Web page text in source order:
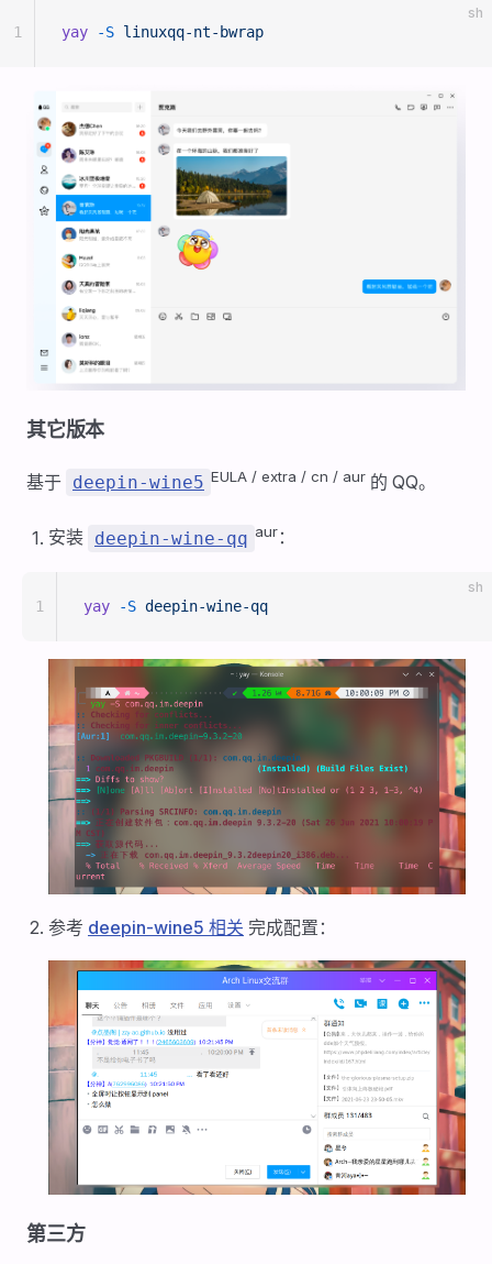
sh
yay -S linuxqq-nt-bwrap
1
其它版本
基于 deepin-wine5 EULA / extra / cn / aur 的 QQ。
安装 deepin-wine-qq aur：
sh
yay -S deepin-wine-qq
1
参考 deepin-wine5 相关 完成配置：
第三方